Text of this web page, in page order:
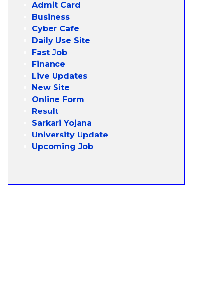
Admit Card
Business
Cyber Cafe
Daily Use Site
Fast Job
Finance
Live Updates
New Site
Online Form
Result
Sarkari Yojana
University Update
Upcoming Job